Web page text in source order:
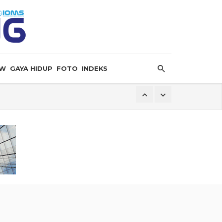
GAYA HIDUP FOTO INDEKS